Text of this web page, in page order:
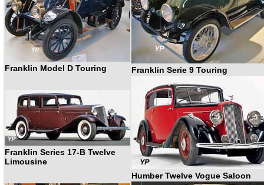
Franklin Model D Touring Franklin Serie 9 Touring
Franklin Series 17-B Twelve
Limousine
Humber Twelve Vogue Saloon